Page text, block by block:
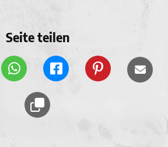
Seite teilen